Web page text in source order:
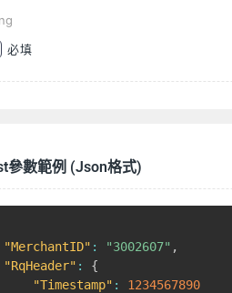
必填
參數範例 (Json格式)
"MerchantID" : "3002607" ,
"RqHeader" :
{
"Timestamp" :
1234567890